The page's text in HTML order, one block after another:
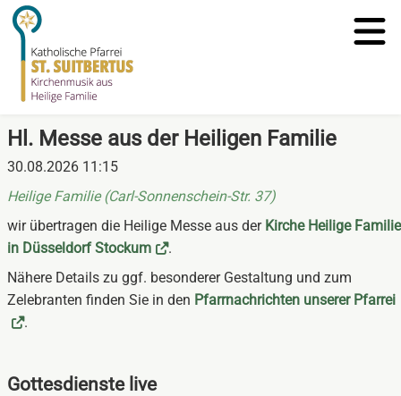
Hl. Messe aus der Heiligen Familie
30.08.2026 11:15
Heilige Familie (Carl-Sonnenschein-Str. 37)
wir übertragen die Heilige Messe aus der Kirche Heilige Familie
in Düsseldorf Stockum
.
Nähere Details zu ggf. besonderer Gestaltung und zum
Zelebranten finden Sie in den Pfarrnachrichten unserer Pfarrei
.
Gottesdienste live